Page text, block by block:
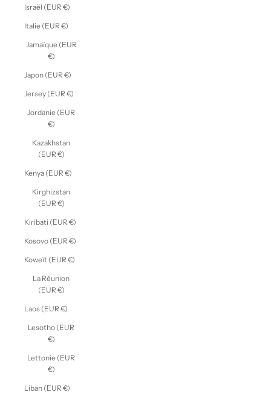
Israël (EUR €)
Italie (EUR €)
Jamaïque (EUR
€)
Japon (EUR €)
Jersey (EUR €)
Jordanie (EUR
€)
Kazakhstan
(EUR €)
Kenya (EUR €)
Kirghizstan
(EUR €)
Kiribati (EUR €)
Kosovo (EUR €)
Koweït (EUR €)
La Réunion
(EUR €)
Laos (EUR €)
Lesotho (EUR
€)
Lettonie (EUR
€)
Liban (EUR €)